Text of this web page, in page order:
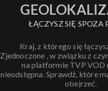
ŁĄCZYSZ SIĘ SPOZA
Kraj, z którego się
Zjednoczone , w związku z
na platformie TVP VOD
nieodstępna. Sprawdź, które
obejrzeć.